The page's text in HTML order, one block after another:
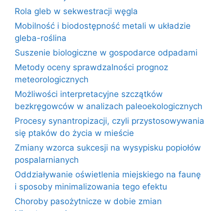
Rola gleb w sekwestracji węgla
Mobilność i biodostępność metali w układzie
gleba-roślina
Suszenie biologiczne w gospodarce odpadami
Metody oceny sprawdzalności prognoz
meteorologicznych
Możliwości interpretacyjne szczątków
bezkręgowców w analizach paleoekologicznych
Procesy synantropizacji, czyli przystosowywania
się ptaków do życia w mieście
Zmiany wzorca sukcesji na wysypisku popiołów
pospalarnianych
Oddziaływanie oświetlenia miejskiego na faunę
i sposoby minimalizowania tego efektu
Choroby pasożytnicze w dobie zmian